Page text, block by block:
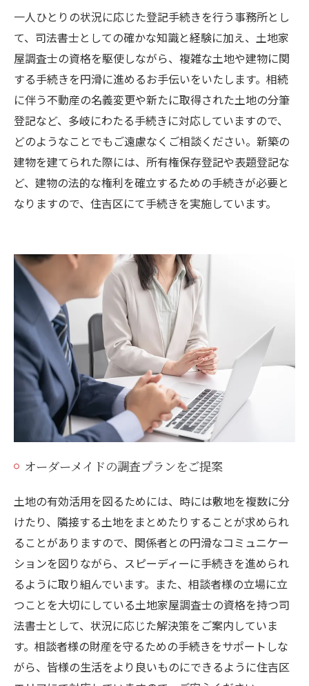
一人ひとりの状況に応じた登記手続きを行う事務所とし
て、司法書士としての確かな知識と経験に加え、土地家
屋調査士の資格を駆使しながら、複雑な土地や建物に関
する手続きを円滑に進めるお手伝いをいたします。相続
に伴う不動産の名義変更や新たに取得された土地の分筆
登記など、多岐にわたる手続きに対応していますので、
どのようなことでもご遠慮なくご相談ください。新築の
建物を建てられた際には、所有権保存登記や表題登記な
ど、建物の法的な権利を確立するための手続きが必要と
なりますので、住吉区にて手続きを実施しています。
オーダーメイドの調査プランをご提案
土地の有効活用を図るためには、時には敷地を複数に分
けたり、隣接する土地をまとめたりすることが求められ
ることがありますので、関係者との円滑なコミュニケー
ションを図りながら、スピーディーに手続きを進められ
るように取り組んでいます。また、相談者様の立場に立
つことを大切にしている土地家屋調査士の資格を持つ司
法書士として、状況に応じた解決策をご案内していま
す。相談者様の財産を守るための手続きをサポートしな
がら、皆様の生活をより良いものにできるように住吉区